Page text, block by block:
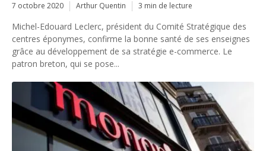
7 octobre 2020 Arthur Quentin 3 min de lecture
Michel-Edouard Leclerc, président du Comité Stratégique des
centres éponymes, confirme la bonne santé de ses enseignes
grâce au développement de sa stratégie e-commerce. Le
patron breton, qui se pose...